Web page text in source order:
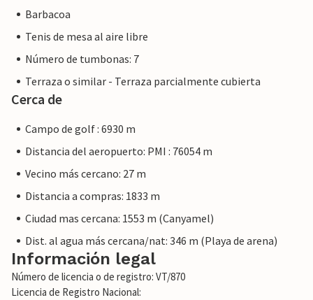
Barbacoa
Tenis de mesa al aire libre
Número de tumbonas: 7
Terraza o similar - Terraza parcialmente cubierta
Cerca de
Campo de golf : 6930 m
Distancia del aeropuerto: PMI : 76054 m
Vecino más cercano: 27 m
Distancia a compras: 1833 m
Ciudad mas cercana: 1553 m (Canyamel)
Dist. al agua más cercana/nat: 346 m (Playa de arena)
Información legal
Número de licencia o de registro: VT/870
Licencia de Registro Nacional: